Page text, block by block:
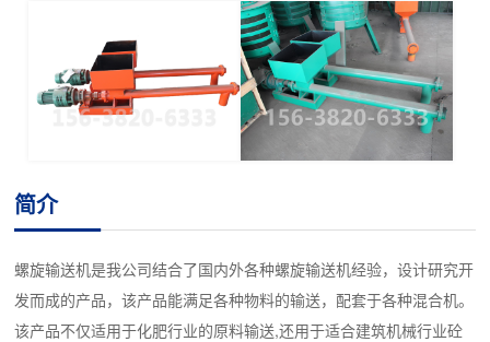
简介
螺旋输送机是我公司结合了国内外各种螺旋输送机经验，设计研究开
发而成的产品，该产品能满足各种物料的输送，配套于各种混合机。
该产品不仅适用于化肥行业的原料输送,还用于适合建筑机械行业砼